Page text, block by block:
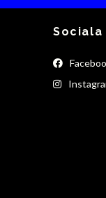
Sociala